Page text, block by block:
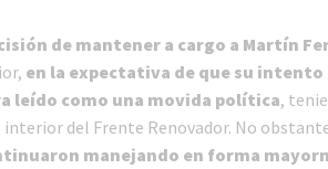
de mantener a cargo a Martín
en la expectativa de que su
leído como una movida política,
del Frente Renovador. No
manejando en forma